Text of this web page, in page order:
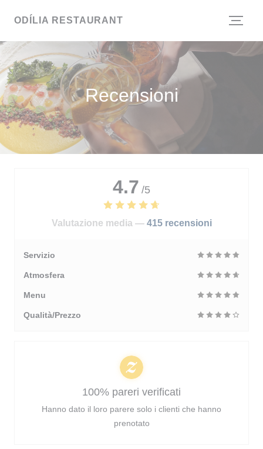
ODÍLIA RESTAURANT
Recensioni
4.7 /5
Valutazione media — 415 recensioni
Servizio
Atmosfera
Menu
Qualità/Prezzo
100% pareri verificati
Hanno dato il loro parere solo i clienti che hanno
prenotato